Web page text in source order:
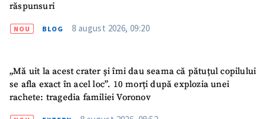
răspunsuri
NOU BLOG 8 august 2026, 09:20
„Mă uit la acest crater și îmi dau seama că pătuțul copilului
se afla exact în acel loc”. 10 morți după explozia unei
rachete: tragedia familiei Voronov
ȘTIREA MEA
Titlu știre
+ Adaugă titlu